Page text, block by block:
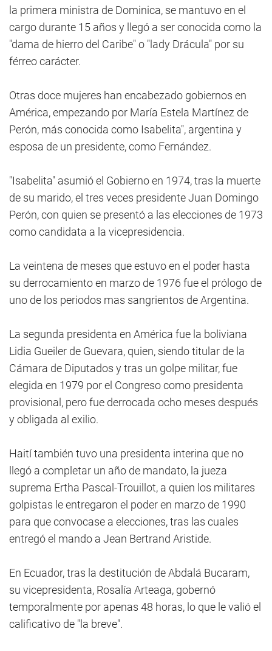
la primera ministra de Dominica, se mantuvo en el
cargo durante 15 años y llegó a ser conocida como la
"dama de hierro del Caribe" o "lady Drácula" por su
férreo carácter.
Otras doce mujeres han encabezado gobiernos en
América, empezando por María Estela Martínez de
Perón, más conocida como Isabelita", argentina y
esposa de un presidente, como Fernández.
"Isabelita" asumió el Gobierno en 1974, tras la muerte
de su marido, el tres veces presidente Juan Domingo
Perón, con quien se presentó a las elecciones de 1973
como candidata a la vicepresidencia.
La veintena de meses que estuvo en el poder hasta
su derrocamiento en marzo de 1976 fue el prólogo de
uno de los periodos mas sangrientos de Argentina.
La segunda presidenta en América fue la boliviana
Lidia Gueiler de Guevara, quien, siendo titular de la
Cámara de Diputados y tras un golpe militar, fue
elegida en 1979 por el Congreso como presidenta
provisional, pero fue derrocada ocho meses después
y obligada al exilio.
Haití también tuvo una presidenta interina que no
llegó a completar un año de mandato, la jueza
suprema Ertha Pascal-Trouillot, a quien los militares
golpistas le entregaron el poder en marzo de 1990
para que convocase a elecciones, tras las cuales
entregó el mando a Jean Bertrand Aristide.
En Ecuador, tras la destitución de Abdalá Bucaram,
su vicepresidenta, Rosalía Arteaga, gobernó
temporalmente por apenas 48 horas, lo que le valió el
calificativo de "la breve".